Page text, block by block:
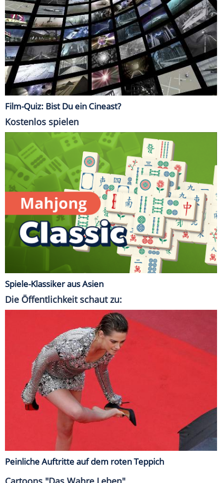
Film-Quiz: Bist Du ein Cineast?
Kostenlos spielen
Spiele-Klassiker aus Asien
Die Öffentlichkeit schaut zu:
Peinliche Auftritte auf dem roten Teppich